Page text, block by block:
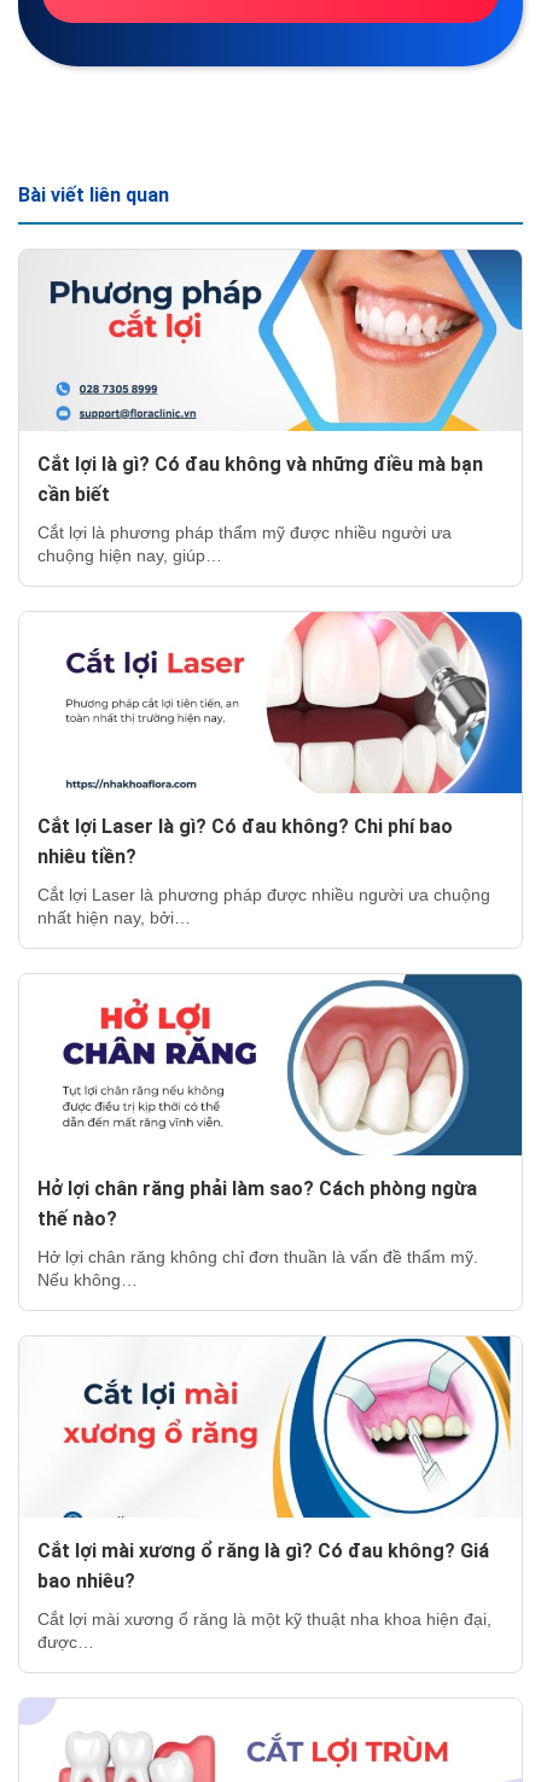
Bài viết liên quan
Cắt lợi là gì? Có đau không và những điều mà bạn
cần biết
Cắt lợi là phương pháp thẩm mỹ được nhiều người ưa
chuộng hiện nay, giúp…
Cắt lợi Laser là gì? Có đau không? Chi phí bao
nhiêu tiền?
Cắt lợi Laser là phương pháp được nhiều người ưa chuộng
nhất hiện nay, bởi…
Hở lợi chân răng phải làm sao? Cách phòng ngừa
thế nào?
Hở lợi chân răng không chỉ đơn thuần là vấn đề thẩm mỹ.
Nếu không…
Cắt lợi mài xương ổ răng là gì? Có đau không? Giá
bao nhiêu?
Cắt lợi mài xương ổ răng là một kỹ thuật nha khoa hiện đại,
được…